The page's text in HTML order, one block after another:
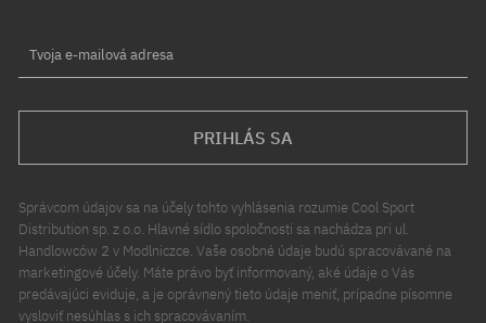
Tvoja e-mailová adresa
PRIHLÁS SA
Správcom údajov sa na účely tohto vyhlásenia rozumie Cool Sport
Distribution sp. z o.o. Hlavné sídlo spoločnosti sa nachádza pri ul.
Handlowców 2 v Modlniczce. Vaše osobné údaje budú spracovávané na
marketingové účely. Máte právo byť informovaný, aké údaje o Vás
predávajúci eviduje, a je oprávnený tieto údaje meniť, prípadne písomne
vysloviť nesúhlas s ich spracovávaním.